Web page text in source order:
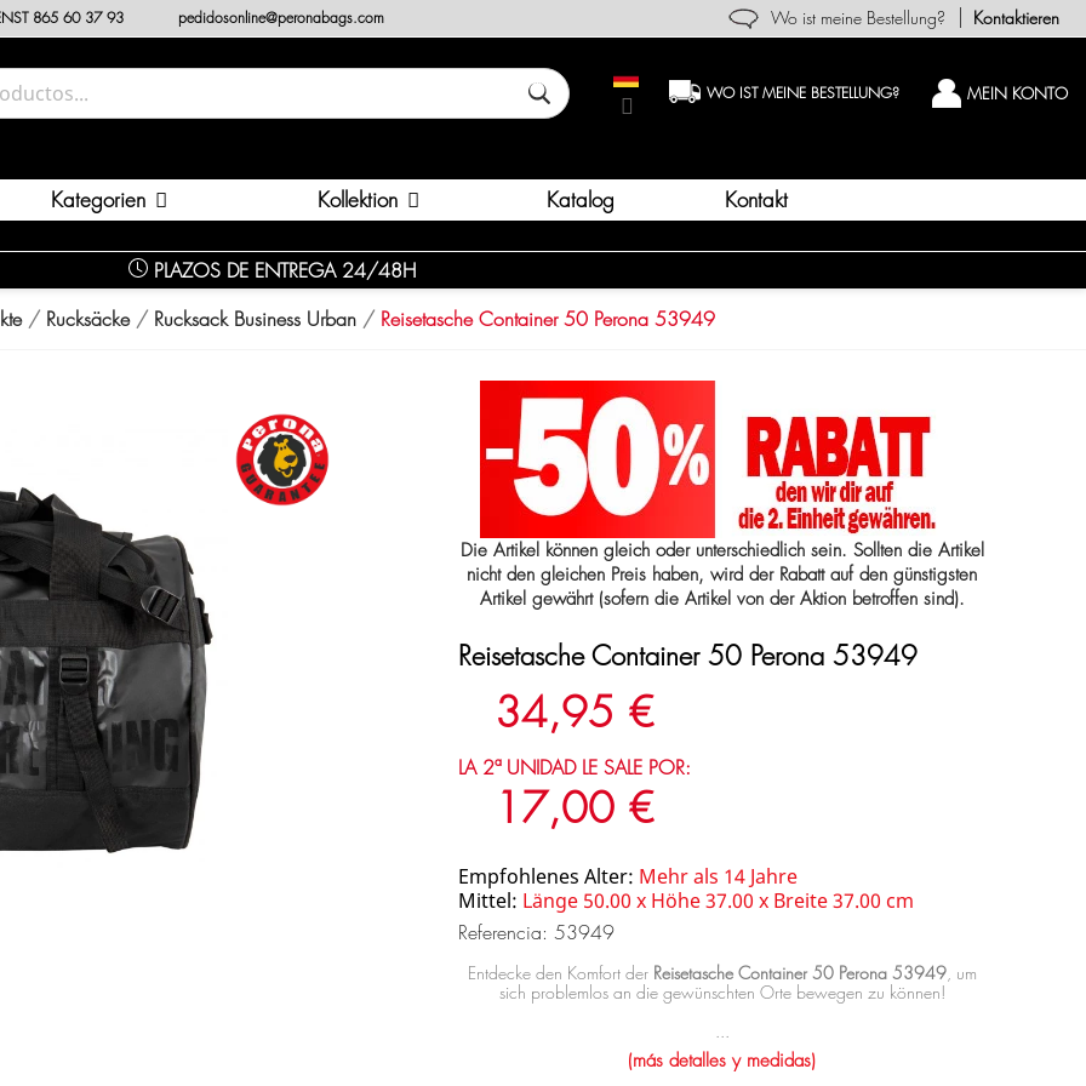
865 60 37 93 pedidosonline@peronabags.com Wo ist meine Bestellung? Kontaktieren
WO IST MEINE BESTELLUNG? MEIN KONTO
Kategorien Kollektion Katalog Kontakt
PLAZOS DE ENTREGA 24/48H
Rucksäcke Rucksack Business Urban Reisetasche Container 50 Perona 53949
Die Artikel können gleich oder unterschiedlich sein. Sollten die Artikel
nicht den gleichen Preis haben, wird der Rabatt auf den günstigsten
Artikel gewährt (sofern die Artikel von der Aktion betroffen sind).
Reisetasche Container 50 Perona 53949
34,95 €
LA 2ª UNIDAD LE SALE POR:
17,00 €
Empfohlenes Alter: Mehr als 14 Jahre
Mittel: Länge 50.00 x Höhe 37.00 x Breite 37.00 cm
Referencia: 53949
Entdecke den Komfort der Reisetasche Container 50 Perona 53949, um
sich problemlos an die gewünschten Orte bewegen zu können!
(más detalles y medidas)